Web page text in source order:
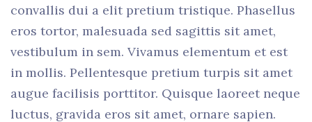
convallis dui a elit pretium tristique. Phasellus
eros tortor, malesuada sed sagittis sit amet,
vestibulum in sem. Vivamus elementum et est
in mollis. Pellentesque pretium turpis sit amet
augue facilisis porttitor. Quisque laoreet neque
luctus, gravida eros sit amet, ornare sapien.